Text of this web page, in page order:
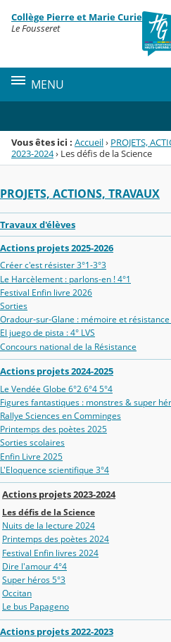
Menu de la rubrique
Contenu
Collège Pierre et Marie Curie
Le Fousseret
MENU
Vous êtes ici : Accueil› PROJETS,
2023-2024› Les défis de la Science
PROJETS, ACTIONS, TRAVAUX
Travaux d'élèves
Actions projets 2025-2026
Créer c'est résister 3°1-3°3
Le Harcèlement : parlons-en ! 4°1
Festival Enfin livre 2026
Sorties
Oradour‑sur‑Glane : mémoire et résistance
El juego de pista : 4° LVS
Concours national de la Résistance
Actions projets 2024-2025
Le Vendée Globe 6°2 6°4 5°4
Figures fantastiques : monstres & super
Rallye Sciences en Comminges
Printemps des poètes 2025
Sorties scolaires
Enfin Livre 2025
L'Eloquence scientifique 3°4
Actions projets 2023-2024
Les défis de la Science
Nuits de la lecture 2024
Printemps des poètes 2024
Festival Enfin livres 2024
Dire l'amour 4°4
Super héros 5°3
Occitan
Le bus Papageno
Actions projets 2022-2023